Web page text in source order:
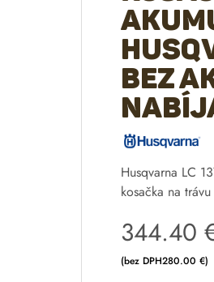
bez
Husqvarna LC
kosačka na
344.40
(bez DPH280.00 €)